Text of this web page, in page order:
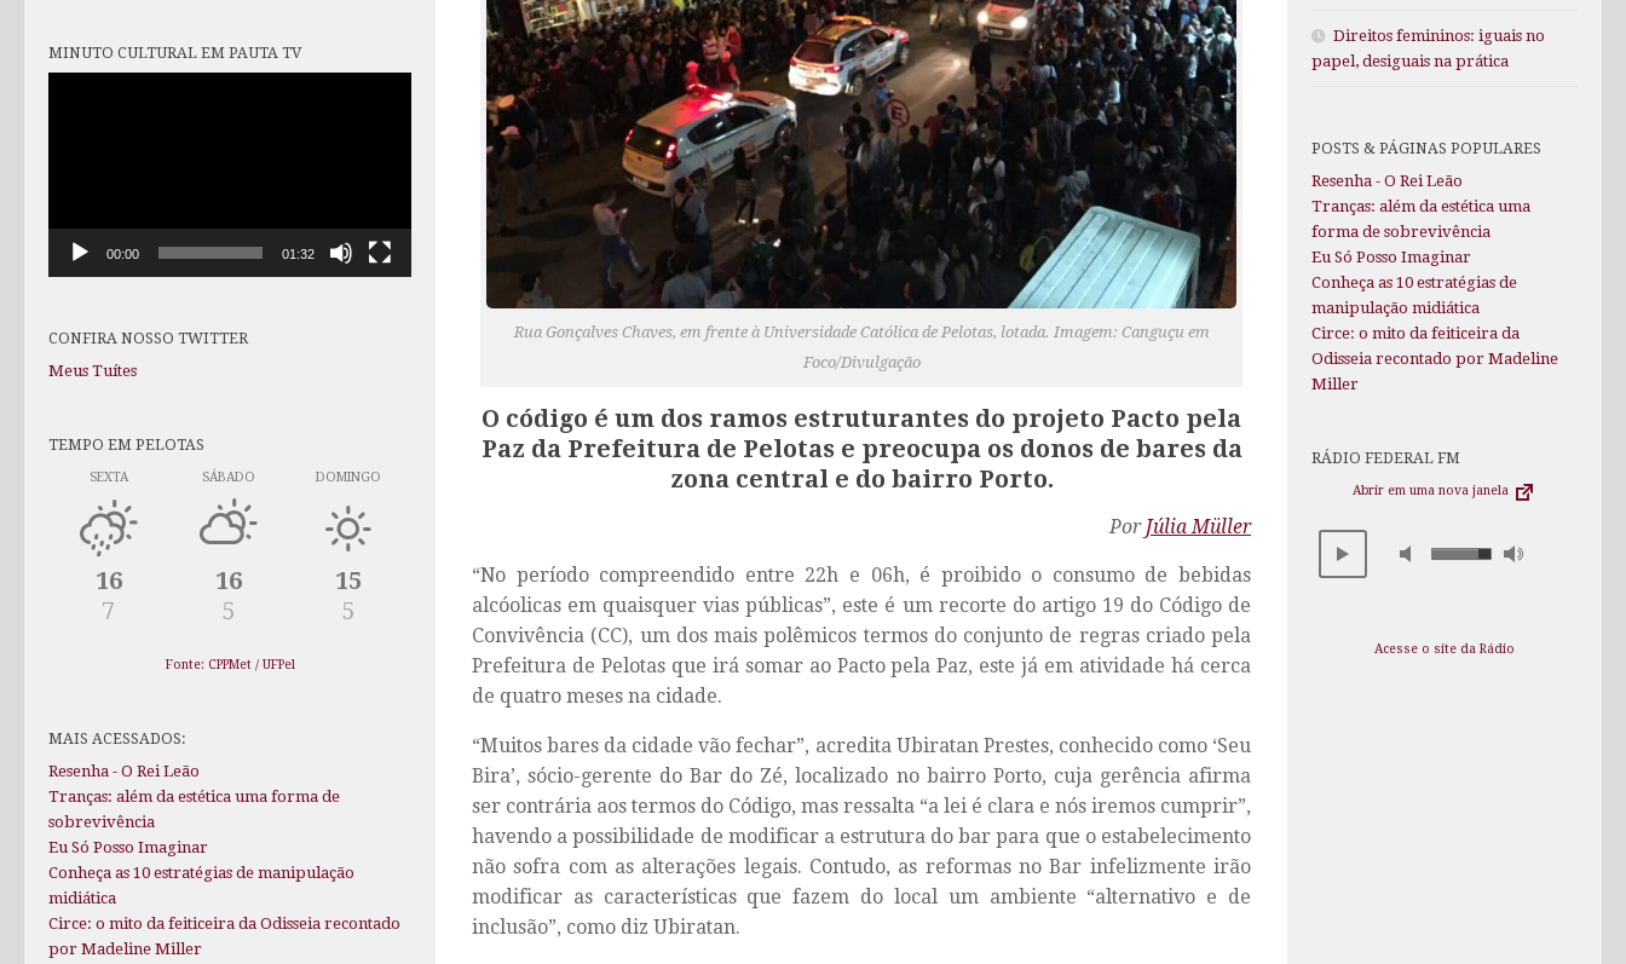
Rua Gonçalves Chaves, em frente à Universidade Católica de Pelotas, lotada. Imagem: Canguçu em
Foco/Divulgação
O código é um dos ramos estruturantes do projeto Pacto pela
Paz da Prefeitura de Pelotas e preocupa os donos de bares da
zona central e do bairro Porto.
Por Júlia Müller
“No período compreendido entre 22h e 06h, é proibido o consumo de bebidas
alcóolicas em quaisquer vias públicas”, este é um recorte do artigo 19 do Código de
Convivência (CC), um dos mais polêmicos termos do conjunto de regras criado pela
Prefeitura de Pelotas que irá somar ao Pacto pela Paz, este já em atividade há cerca
de quatro meses na cidade.
“Muitos bares da cidade vão fechar”, acredita Ubiratan Prestes, conhecido como ‘Seu
Bira’, sócio-gerente do Bar do Zé, localizado no bairro Porto, cuja gerência afirma
ser contrária aos termos do Código, mas ressalta “a lei é clara e nós iremos cumprir”,
havendo a possibilidade de modificar a estrutura do bar para que o estabelecimento
não sofra com as alterações legais. Contudo, as reformas no Bar infelizmente irão
modificar as características que fazem do local um ambiente “alternativo e de
inclusão”, como diz Ubiratan.
MINUTO CULTURAL EM PAUTA TV
00:00 01:32
CONFIRA NOSSO TWITTER
Meus Tuítes
TEMPO EM PELOTAS
SEXTA
16
7
SÁBADO
16
5
DOMINGO
15
5
Fonte: CPPMet / UFPel
MAIS ACESSADOS:
Resenha - O Rei Leão
Tranças: além da estética uma forma de
sobrevivência
Eu Só Posso Imaginar
Conheça as 10 estratégias de manipulação
midiática
Circe: o mito da feiticeira da Odisseia recontado
por Madeline Miller
Direitos femininos: iguais no
papel, desiguais na prática
POSTS & PÁGINAS POPULARES
Resenha - O Rei Leão
Tranças: além da estética uma
forma de sobrevivência
Eu Só Posso Imaginar
Conheça as 10 estratégias de
manipulação midiática
Circe: o mito da feiticeira da
Odisseia recontado por Madeline
Miller
RÁDIO FEDERAL FM
Abrir em uma nova janela
Acesse o site da Rádio